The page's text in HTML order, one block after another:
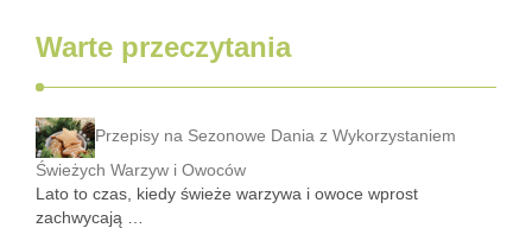
Warte przeczytania
Przepisy na Sezonowe Dania z Wykorzystaniem
Świeżych Warzyw i Owoców
Lato to czas, kiedy świeże warzywa i owoce wprost
zachwycają …